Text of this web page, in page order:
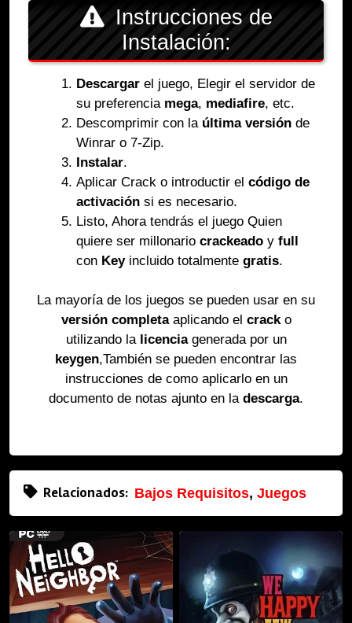
Instrucciones de
Instalación:
Descargar el juego, Elegir el servidor de
su preferencia mega, mediafire, etc.
Descomprimir con la última versión de
Winrar o 7-Zip.
Instalar.
Aplicar Crack o introductir el código de
activación si es necesario.
Listo, Ahora tendrás el juego Quien
quiere ser millonario crackeado y full
con Keyincluido totalmente gratis.
La mayoría de los juegos se pueden usar en su
versión completaaplicando el cracko
utilizando la licenciagenerada por un
keygen,También se pueden encontrar las
instrucciones de como aplicarlo en un
documento de notas ajunto en la descarga.
Relacionados: Bajos Requisitos, Juegos